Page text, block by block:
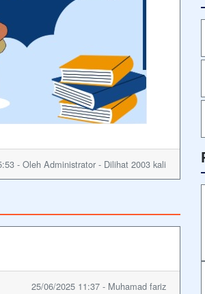
- Oleh Administrator - Dilihat 2003 kali
25/06/2025 11:37 - Muhamad fariz